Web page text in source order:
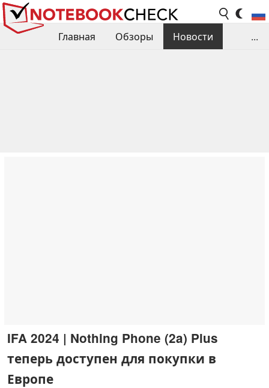
Главная Обзоры
Новости
...
IFA 2024 | Nothing Phone (2a) Plus
теперь доступен для покупки в
Европе